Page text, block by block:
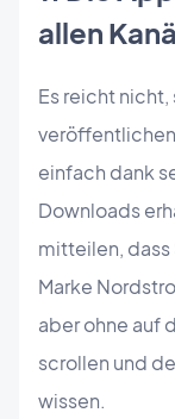
allen
Es reicht
einfach dank
Downloads
mitteilen, dass
Marke
aber ohne auf
scrollen und
wissen.